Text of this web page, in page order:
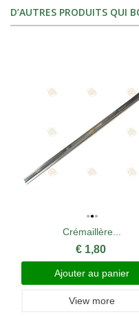
D’AUTRES PRODUITS QUI
Crémaillère...
€ 1,80
Ajouter au panier
View more